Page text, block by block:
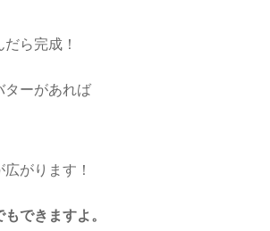
ら完成！
ターがあれば
がります！
できますよ。